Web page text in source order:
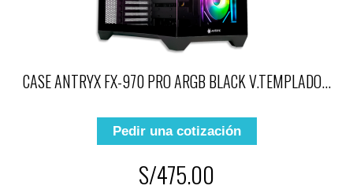
CASE ANTRYX FX-970 PRO ARGB BLACK V.TEMPLADO...
Pedir una cotización
S/475.00